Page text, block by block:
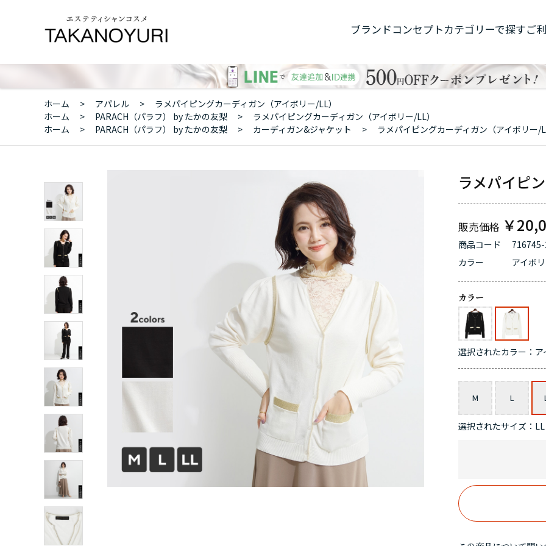
ブランドコンセプトカテゴリーで探すご
ホーム > アパレル >
ラメパイピングカーディガン（アイボリー/LL）
ホーム
> PARACH（パラフ） by たかの友梨 >
ラメパイピングカーディガン（アイボリー/LL）
ホーム
> PARACH（パラフ） by たかの友梨 > カーディガン&ジャケット > ラメパイピングカーディガン（アイボリー/
ラメパイピ
￥
商品コード
カラー
アイボ
カラー
選択されたカラー：ア
サイズ
M L
選択されたサイズ：LL